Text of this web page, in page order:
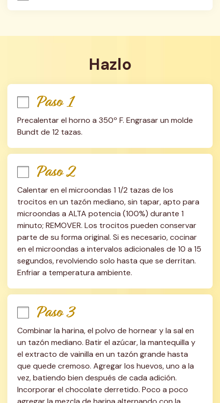
Hazlo
Paso 1
Precalentar el horno a 350º F. Engrasar un molde
Bundt de 12 tazas.
Paso 2
Calentar en el microondas 1 1/2 tazas de los
trocitos en un tazón mediano, sin tapar, apto para
microondas a ALTA potencia (100%) durante 1
minuto; REMOVER. Los trocitos pueden conservar
parte de su forma original. Si es necesario, cocinar
en el microondas a intervalos adicionales de 10 a 15
segundos, revolviendo solo hasta que se derritan.
Enfriar a temperatura ambiente.
Paso 3
Combinar la harina, el polvo de hornear y la sal en
un tazón mediano. Batir el azúcar, la mantequilla y
el extracto de vainilla en un tazón grande hasta
que quede cremoso. Agregar los huevos, uno a la
vez, batiendo bien después de cada adición.
Incorporar el chocolate derretido. Poco a poco